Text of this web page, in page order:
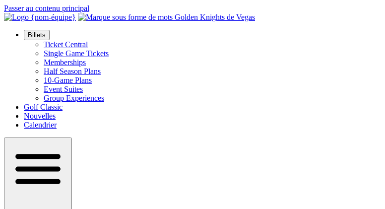
Passer au contenu principal
Billets
Ticket Central
Single Game Tickets
Memberships
Half Season Plans
10-Game Plans
Event Suites
Group Experiences
Golf Classic
Nouvelles
Calendrier